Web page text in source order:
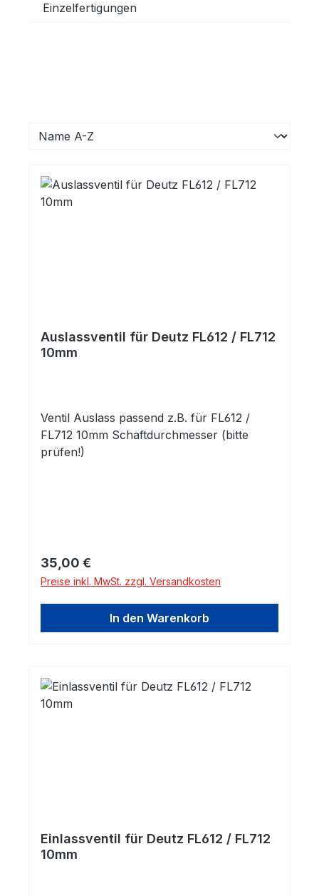
Einzelfertigungen
Auslassventil für Deutz FL612 / FL712
10mm
Ventil Auslass passend z.B. für FL612 /
FL712 10mm Schaftdurchmesser (bitte
prüfen!)
Regulärer Preis:
35,00 €
Preise inkl. MwSt. zzgl. Versandkosten
In den Warenkorb
Einlassventil für Deutz FL612 / FL712
10mm